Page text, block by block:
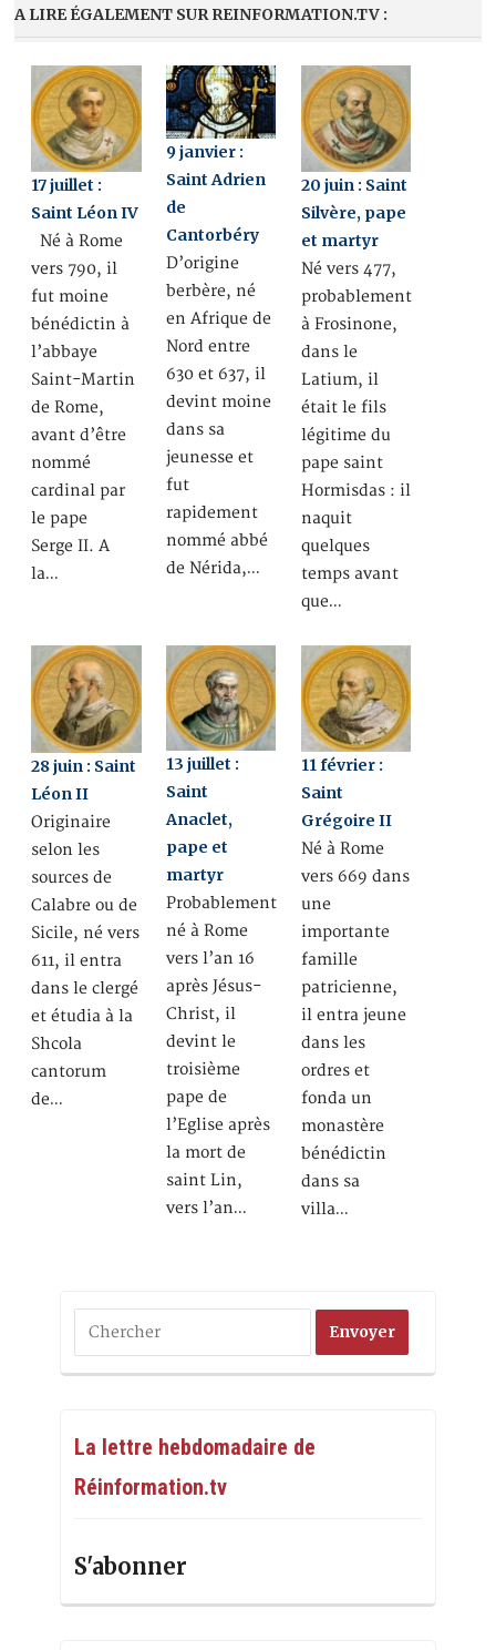
A LIRE ÉGALEMENT SUR REINFORMATION.TV :
17 juillet :
Saint Léon IV
Né à Rome
vers 790, il
fut moine
bénédictin à
l’abbaye
Saint-Martin
de Rome,
avant d’être
nommé
cardinal par
le pape
Serge II. A
la…
9 janvier :
Saint Adrien
de
Cantorbéry
D’origine
berbère, né
en Afrique de
Nord entre
630 et 637, il
devint moine
dans sa
jeunesse et
fut
rapidement
nommé abbé
de Nérida,…
20 juin : Saint
Silvère, pape
et martyr
Né vers 477,
probablement
à Frosinone,
dans le
Latium, il
était le fils
légitime du
pape saint
Hormisdas : il
naquit
quelques
temps avant
que…
28 juin : Saint
Léon II
Originaire
selon les
sources de
Calabre ou de
Sicile, né vers
611, il entra
dans le clergé
et étudia à la
Shcola
cantorum
de…
13 juillet :
Saint
Anaclet,
pape et
martyr
Probablement
né à Rome
vers l’an 16
après Jésus-
Christ, il
devint le
troisième
pape de
l’Eglise après
la mort de
saint Lin,
vers l’an…
11 février :
Saint
Grégoire II
Né à Rome
vers 669 dans
une
importante
famille
patricienne,
il entra jeune
dans les
ordres et
fonda un
monastère
bénédictin
dans sa
villa…
La lettre hebdomadaire de
Réinformation.tv
S'abonner